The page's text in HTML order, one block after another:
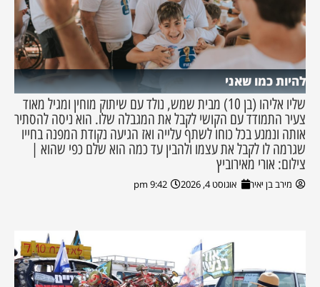
להיות כמו שאני
שליו אליהו (בן 10) מבית שמש, נולד עם שיתוק מוחין ומגיל מאוד
צעיר התמודד עם הקושי לקבל את המגבלה שלו. הוא ניסה להסתיר
אותה ונמנע בכל כוחו לשתף עלייה ואז הגיעה נקודת המפנה בחייו
שגרמה לו לקבל את עצמו ולהבין עד כמה הוא שלם כפי שהוא |
צילום: אורי מאירוביץ
מירב בן יאיר אוגוסט 4, 2026 9:42 pm